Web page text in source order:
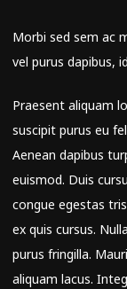
Morbi sed sem ac
vel purus dapibus,
Praesent aliquam
suscipit purus eu
Aenean dapibus
euismod. Duis
congue egestas
ex quis cursus.
purus fringilla.
aliquam lacus.